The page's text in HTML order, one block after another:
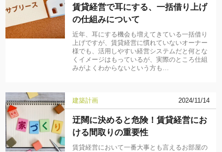
賃貸経営で耳にする、一括借り上げ
の仕組みについて
近年、耳にする機会も増えてきている一括借り
上げですが、賃貸経営に慣れていないオーナー
様でも、活用しやすい経営システムだと何とな
くイメージはもっているが、実際のところ仕組
みがよくわからないという方も…
建築計画 2024/11/14
迂闊に決めると危険！賃貸経営にお
ける間取りの重要性
賃貸経営において一番大事とも言えるお部屋の